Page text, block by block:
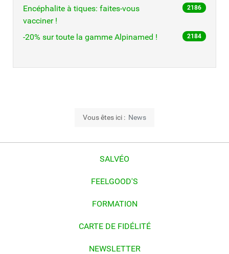
Encéphalite à tiques: faites-vous
vacciner !
2186
-20% sur toute la gamme Alpinamed ! 2184
Vous êtes ici : News
SALVÉO
FEELGOOD'S
FORMATION
CARTE DE FIDÉLITÉ
NEWSLETTER